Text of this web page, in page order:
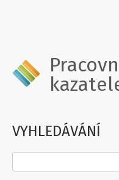
VYHLEDÁVÁNÍ